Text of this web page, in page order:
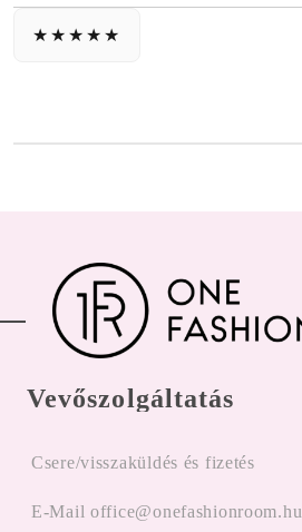
Vevőszolgáltatás
Csere/visszaküldés és fizetés
E-Mail office@onefashionroom.hu